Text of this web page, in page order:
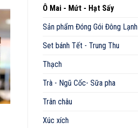
Ô Mai - Mứt - Hạt Sấy
Sản phẩm Đóng Gói Đông Lạnh
Set bánh Tết - Trung Thu
Thạch
Trà - Ngũ Cốc- Sữa pha
Trân châu
Xúc xích